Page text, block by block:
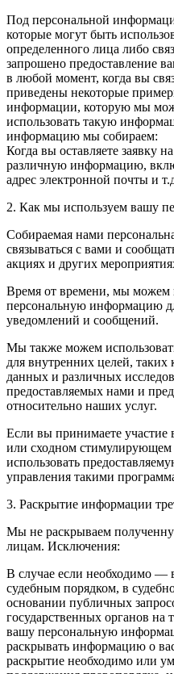
Под персональной
которые могут быть
определенного лица либо
запрошено предоставление
в любой момент, когда вы
приведены некоторые
информации, которую мы
использовать такую
информацию мы собираем:
Когда вы оставляете заявку
различную информацию,
адрес электронной почты и
2. Как мы используем вашу
Собираемая нами
связываться с вами и
акциях и других
Время от времени, мы можем
персональную информацию
уведомлений и сообщений.
Мы также можем
для внутренних целей, таких
данных и различных
предоставляемых нами и
относительно наших услуг.
Если вы принимаете участие
или сходном
использовать
управления такими
3. Раскрытие информации
Мы не раскрываем
лицам. Исключения:
В случае если необходимо —
судебным порядком, в
основании публичных
государственных органов
вашу персональную
раскрывать информацию о
раскрытие необходимо или